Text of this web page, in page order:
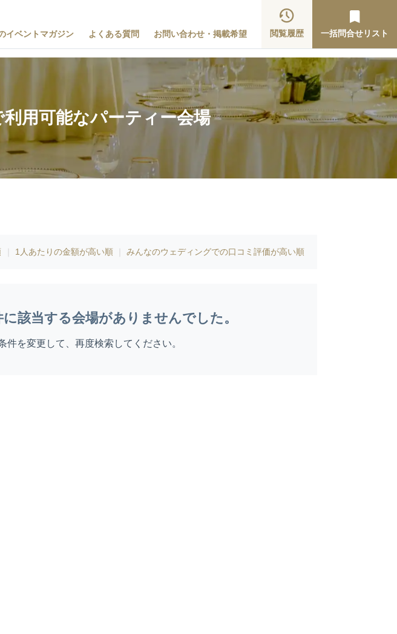
イベントマガジン よくある質問 お問い合わせ・掲載希望 閲覧履歴 一括問合せリスト
利用可能なパーティー会場
1人あたりの金額が高い順 みんなのウェディングでの口コミ評価が高い順
該当する会場がありませんでした。
件を変更して、再度検索してください。